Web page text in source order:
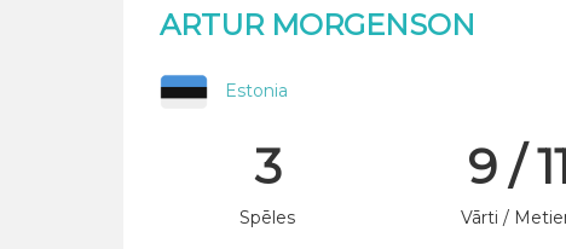
ARTUR MORGENSON
Estonia
3
Spēles
9 /
Vārti /